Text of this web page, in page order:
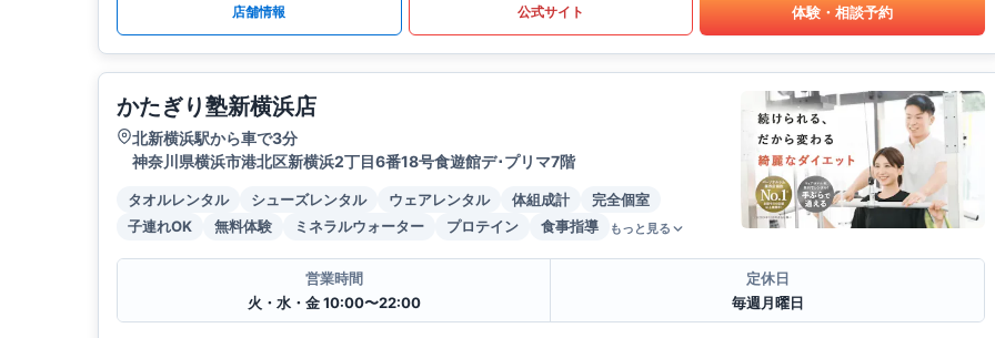
店舗情報 公式サイト 体験・相談予約
かたぎり塾新横浜店
北新横浜駅から車で3分
神奈川県横浜市港北区新横浜2丁目6番18号食遊館デ･プリマ7階
タオルレンタル シューズレンタル ウェアレンタル 体組成計
完全個室
子連れOK
無料体験 ミネラルウォーター プロテイン 食事指導 もっと見る
営業時間
火・水・金 10:00〜22:00
定休日
毎週月曜日